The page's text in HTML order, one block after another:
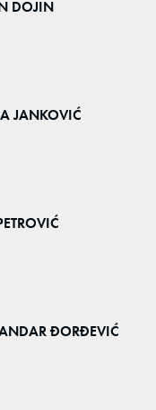
DOJIN
JANKOVIĆ
ĐORĐEVIĆ